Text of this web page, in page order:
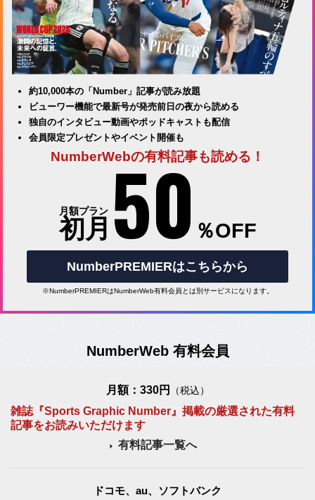
約10,000本の「Number」記事が読み放題
ビューワー機能で最新号が発売前日の夜から読める
独自のインタビュー動画やポッドキャストも配信
会員限定プレゼントやイベント開催も
NumberWebの有料記事も読める！
月額プラン
初月 50 ％OFF
NumberPREMIERはこちらから
※NumberPREMIERはNumberWeb有料会員とは別サービスになります。
NumberWeb 有料会員
月額：330円 （税込）
雑誌『Sports Graphic Number』掲載の厳選された有料
記事をお読みいただけます
有料記事一覧へ
ドコモ、au、ソフトバンク